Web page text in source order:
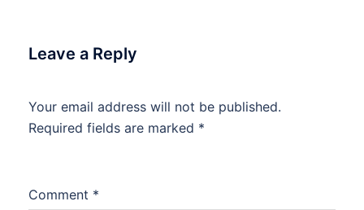
Leave a Reply
Your email address will not be published.
Required fields are marked *
Comment *